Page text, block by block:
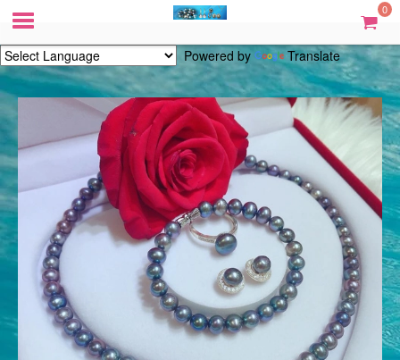
0
Powered by Translate